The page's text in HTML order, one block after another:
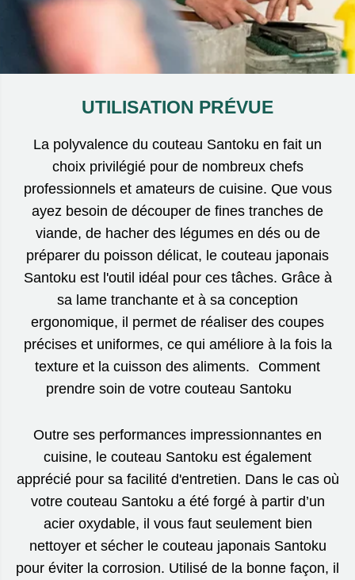
UTILISATION PRÉVUE
La polyvalence du couteau Santoku en fait un
choix privilégié pour de nombreux chefs
professionnels et amateurs de cuisine. Que vous
ayez besoin de découper de fines tranches de
viande, de hacher des légumes en dés ou de
préparer du poisson délicat, le couteau japonais
Santoku est l'outil idéal pour ces tâches. Grâce à
sa lame tranchante et à sa conception
ergonomique, il permet de réaliser des coupes
précises et uniformes, ce qui améliore à la fois la
texture et la cuisson des aliments. Comment
prendre soin de votre couteau Santoku
Outre ses performances impressionnantes en
cuisine, le couteau Santoku est également
apprécié pour sa facilité d'entretien. Dans le cas où
votre couteau Santoku a été forgé à partir d’un
acier oxydable, il vous faut seulement bien
nettoyer et sécher le couteau japonais Santoku
pour éviter la corrosion. Utilisé de la bonne façon, il